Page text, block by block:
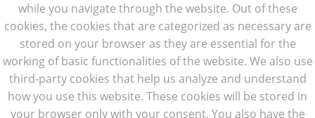
while you navigate through the website. Out of these
cookies, the cookies that are categorized as necessary are
stored on your browser as they are essential for the
working of basic functionalities of the website. We also use
third-party cookies that help us analyze and understand
how you use this website. These cookies will be stored in
your browser only with your consent. You also have the